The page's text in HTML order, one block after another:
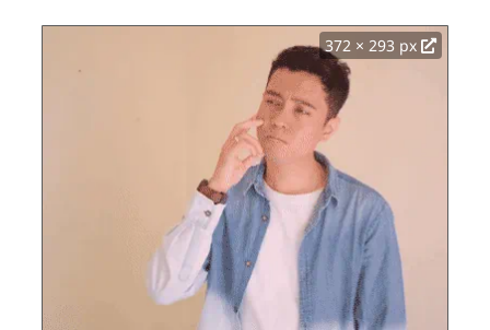
372 × 293 px